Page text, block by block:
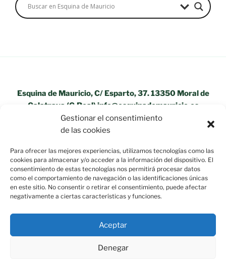
Gestionar el consentimiento
de las cookies
Para ofrecer las mejores experiencias, utilizamos tecnologías como las
cookies para almacenar y/o acceder a la información del dispositivo. El
consentimiento de estas tecnologías nos permitirá procesar datos
como el comportamiento de navegación o las identificaciones únicas
en este sitio. No consentir o retirar el consentimiento, puede afectar
negativamente a ciertas características y funciones.
Aceptar
Denegar
Esquina de Mauricio, C/ Esparto, 37. 13350 Moral de
Calatrava (C.Real) info@esquinademauricio.es
«Aviso Legal»